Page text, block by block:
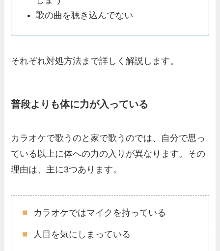
歌の曲を聴き込んでない
それぞれ対処方法まで詳しく解説します。
普段よりも体に力が入っている
カラオケで歌うのと家で歌うのでは、自分で思っ
ている以上に体への力の入りが異なります。その
理由は、主に3つあります。
カラオケではマイクを持っている
人目を気にしまっている